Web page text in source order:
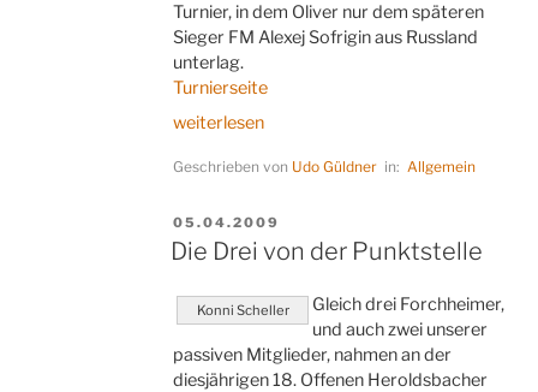
Turnier, in dem Oliver nur dem späteren
Sieger FM Alexej Sofrigin aus Russland
unterlag.
Turnierseite
„Schach
Dorf“
weiterlesen
Geschrieben von Udo Güldner in: Allgemein
VERÖFFENTLICHT
AM
05.04.2009
Die Drei von der Punktstelle
Konni Scheller
Gleich drei Forchheimer,
und auch zwei unserer
passiven Mitglieder, nahmen an der
diesjährigen 18. Offenen Heroldsbacher